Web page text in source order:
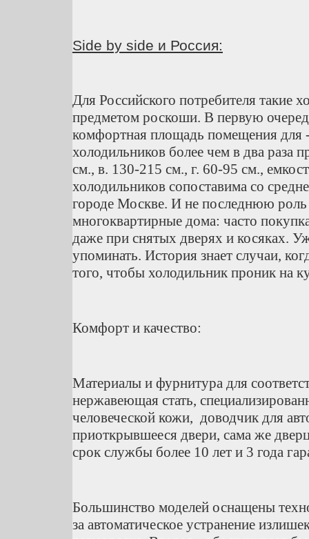
Side by side и Россия:
Для Российского потребителя такие
предметом роскоши. В первую
комфортная площадь помещения для
холодильников более чем в два
см., в. 130-215 см., г. 60-95 см.,
холодильников сопоставима со
городе Москве. И не последнюю роль
многоквартирные дома: часто
даже при снятых дверях и косяках.
упоминать. История знает случаи,
того, чтобы холодильник проник на
Комфорт и качество:
Материалы и фурнитура для
нержавеющая стать,
человеческой кожи, доводчик для
приоткрывшееся двери, сама же
срок службы более 10 лет и 3 года
Большинство моделей оснащены
за автоматическое устранение